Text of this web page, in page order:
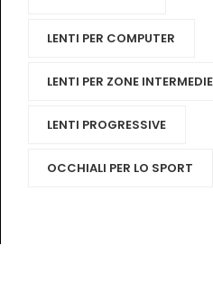
LENTI PER COMPUTER
LENTI PER ZONE INTERMEDIE
LENTI PROGRESSIVE
OCCHIALI PER LO SPORT